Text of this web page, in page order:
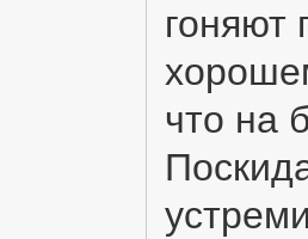
гоняют
что на